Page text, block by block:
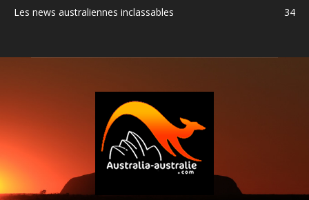
Les news australiennes inclassables
34